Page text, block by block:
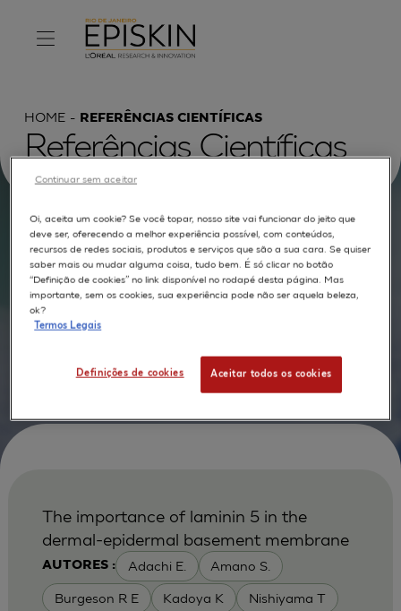
HOME REFERÊNCIAS CIENTÍFICAS
Referências Científicas
Procurar por :
TEXTO COMPLETO MODELOS APLICAÇÕES
AUTORES
AUTORES : Adachi E. Amano S.
Burgeson R E Kadoya K Nishiyama T
The importance of laminin 5 in the
dermal-epidermal basement membrane
Oi, aceita um cookie? Se você topar, nosso site vai funcionar do jeito que
deve ser, oferecendo a melhor experiência possível, com conteúdos,
recursos de redes sociais, produtos e serviços que são a sua cara. Se quiser
saber mais ou mudar alguma coisa, tudo bem. É só clicar no botão
“Definição de cookies” no link disponível no rodapé desta página. Mas
importante, sem os cookies, sua experiência pode não ser aquela beleza,
ok?
Termos Legais
Definições de cookies Aceitar todos os cookies
Continuar sem aceitar